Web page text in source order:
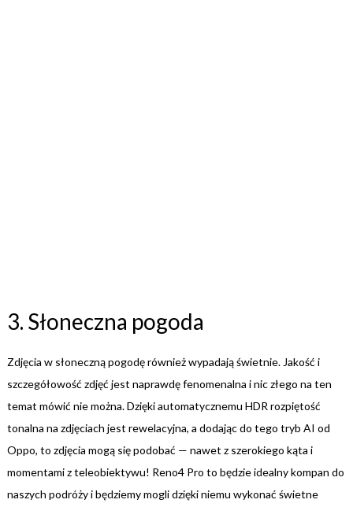
3. Słoneczna pogoda
Zdjęcia w słoneczną pogodę również wypadają świetnie. Jakość i
szczegółowość zdjęć jest naprawdę fenomenalna i nic złego na ten
temat mówić nie można. Dzięki automatycznemu HDR rozpiętość
tonalna na zdjęciach jest rewelacyjna, a dodając do tego tryb AI od
Oppo, to zdjęcia mogą się podobać — nawet z szerokiego kąta i
momentami z teleobiektywu! Reno4 Pro to będzie idealny kompan do
naszych podróży i będziemy mogli dzięki niemu wykonać świetne